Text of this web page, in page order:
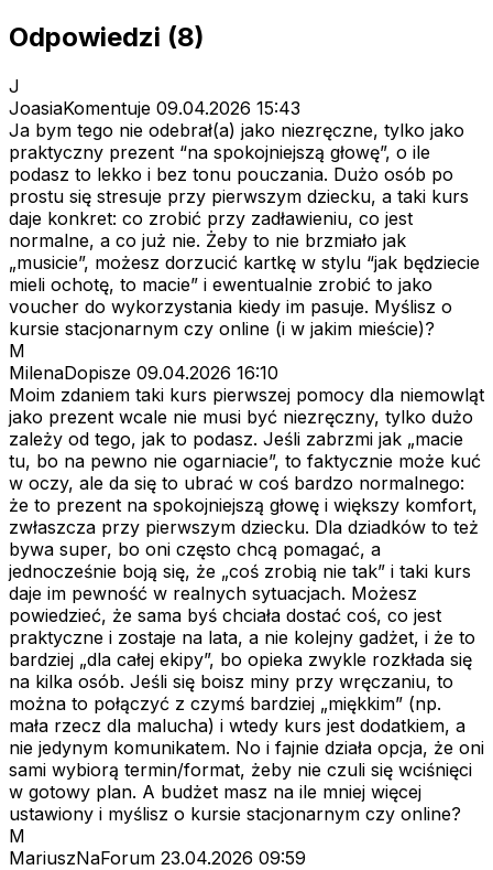
Odpowiedzi (8)
J
JoasiaKomentuje 09.04.2026 15:43
Ja bym tego nie odebrał(a) jako niezręczne, tylko jako
praktyczny prezent “na spokojniejszą głowę”, o ile
podasz to lekko i bez tonu pouczania. Dużo osób po
prostu się stresuje przy pierwszym dziecku, a taki kurs
daje konkret: co zrobić przy zadławieniu, co jest
normalne, a co już nie. Żeby to nie brzmiało jak
„musicie”, możesz dorzucić kartkę w stylu “jak będziecie
mieli ochotę, to macie” i ewentualnie zrobić to jako
voucher do wykorzystania kiedy im pasuje. Myślisz o
kursie stacjonarnym czy online (i w jakim mieście)?
M
MilenaDopisze 09.04.2026 16:10
Moim zdaniem taki kurs pierwszej pomocy dla niemowląt
jako prezent wcale nie musi być niezręczny, tylko dużo
zależy od tego, jak to podasz. Jeśli zabrzmi jak „macie
tu, bo na pewno nie ogarniacie”, to faktycznie może kuć
w oczy, ale da się to ubrać w coś bardzo normalnego:
że to prezent na spokojniejszą głowę i większy komfort,
zwłaszcza przy pierwszym dziecku. Dla dziadków to też
bywa super, bo oni często chcą pomagać, a
jednocześnie boją się, że „coś zrobią nie tak” i taki kurs
daje im pewność w realnych sytuacjach. Możesz
powiedzieć, że sama byś chciała dostać coś, co jest
praktyczne i zostaje na lata, a nie kolejny gadżet, i że to
bardziej „dla całej ekipy”, bo opieka zwykle rozkłada się
na kilka osób. Jeśli się boisz miny przy wręczaniu, to
można to połączyć z czymś bardziej „miękkim” (np.
mała rzecz dla malucha) i wtedy kurs jest dodatkiem, a
nie jedynym komunikatem. No i fajnie działa opcja, że oni
sami wybiorą termin/format, żeby nie czuli się wciśnięci
w gotowy plan. A budżet masz na ile mniej więcej
ustawiony i myślisz o kursie stacjonarnym czy online?
M
MariuszNaForum 23.04.2026 09:59